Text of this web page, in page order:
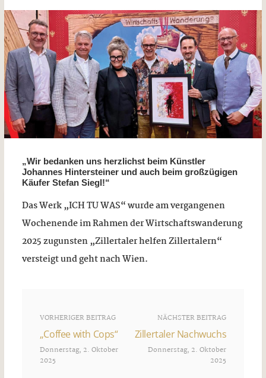
„Wir bedanken uns herzlichst beim Künstler
Johannes Hintersteiner und auch beim großzügigen
Käufer Stefan Siegl!“
Das Werk „ICH TU WAS“ wurde am vergangenen
Wochenende im Rahmen der Wirtschaftswanderung
2025 zugunsten „Zillertaler helfen Zillertalern“
versteigt und geht nach Wien.
VORHERIGER BEITRAG
„Coffee with Cops“
Donnerstag, 2. Oktober
2025
NÄCHSTER BEITRAG
Zillertaler Nachwuchs
Donnerstag, 2. Oktober
2025